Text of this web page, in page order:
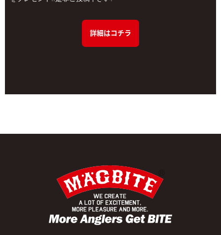
詳細はコチラ